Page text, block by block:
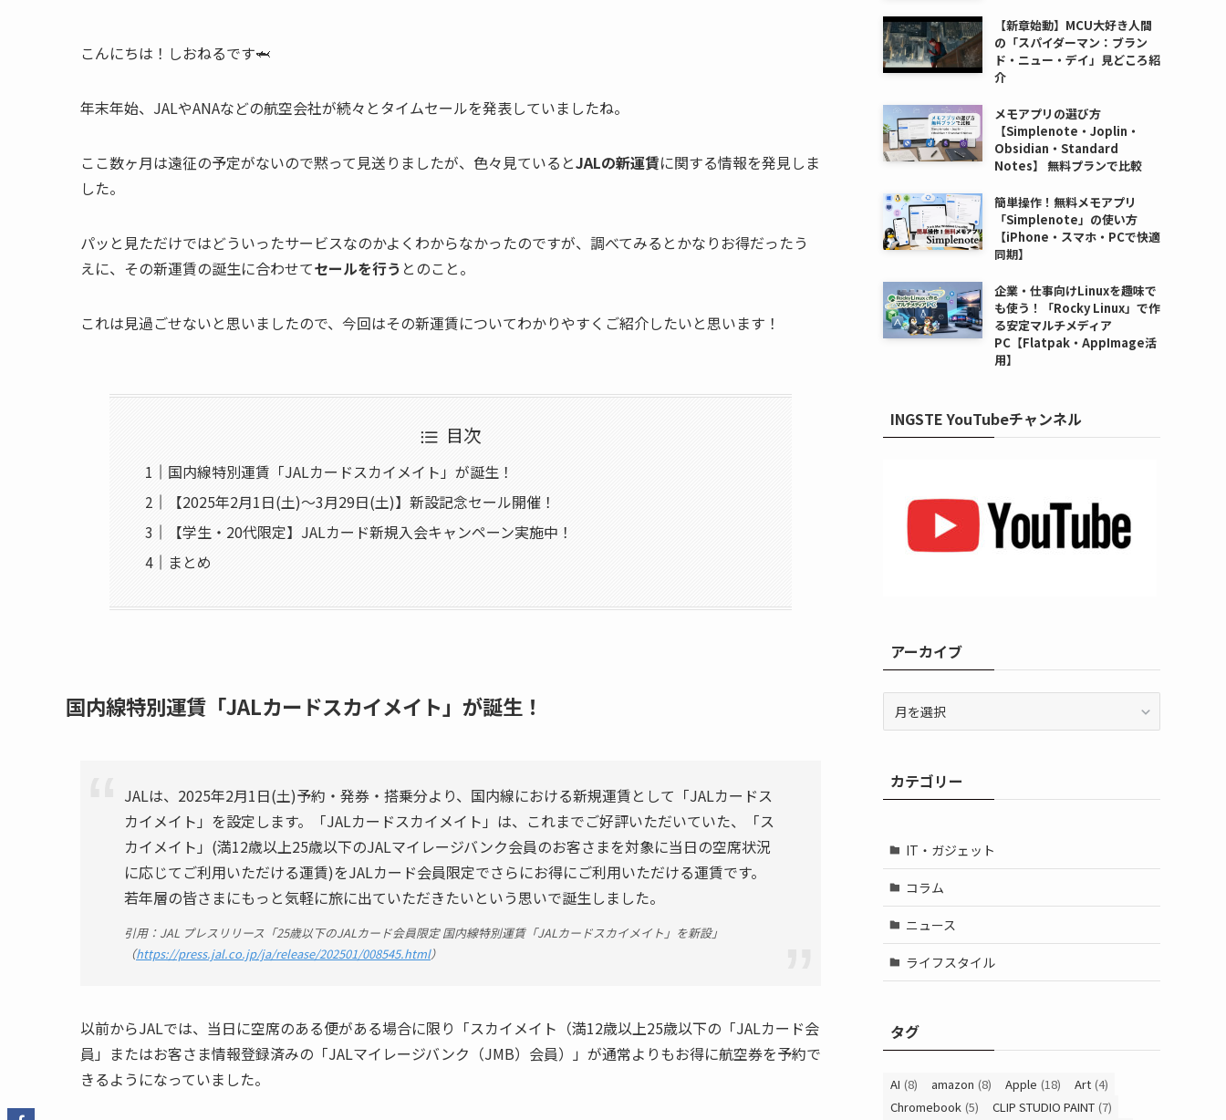
こんにちは！しおねるです🦈
年末年始、JALやANAなどの航空会社が続々とタイムセールを発表していましたね。
ここ数ヶ月は遠征の予定がないので黙って見送りましたが、色々見ているとJALの新運賃に関する情報を発見しま
した。
パッと見ただけではどういったサービスなのかよくわからなかったのですが、調べてみるとかなりお得だったう
えに、その新運賃の誕生に合わせてセールを行う とのこと。
これは見過ごせないと思いましたので、今回はその新運賃についてわかりやすくご紹介したいと思います！
目次
国内線特別運賃「JALカードスカイメイト」が誕生！
【2025年2月1日(土)〜3月29日(土)】新設記念セール開催！
【学生・20代限定】JALカード新規入会キャンペーン実施中！
まとめ
国内線特別運賃「JALカードスカイメイト」が誕生！
JALは、2025年2月1日(土)予約・発券・搭乗分より、国内線における新規運賃として「JALカードス
カイメイト」を設定します。「JALカードスカイメイト」は、これまでご好評いただいていた、「ス
カイメイト」(満12歳以上25歳以下のJALマイレージバンク会員のお客さまを対象に当日の空席状況
に応じてご利用いただける運賃)をJALカード会員限定でさらにお得にご利用いただける運賃です。
若年層の皆さまにもっと気軽に旅に出ていただきたいという思いで誕生しました。
引用：JAL プレスリリース「25歳以下のJALカード会員限定 国内線特別運賃「JALカードスカイメイト」を新設」
（https://press.jal.co.jp/ja/release/202501/008545.html）
以前からJALでは、当日に空席のある便がある場合に限り「スカイメイト（満12歳以上25歳以下の「JALカード会
員」またはお客さま情報登録済みの「JALマイレージバンク（JMB）会員）」が通常よりもお得に航空券を予約で
きるようになっていました。
【新章始動】MCU大好き人間
の「スパイダーマン：ブラン
ド・ニュー・デイ」見どころ紹
介
メモアプリの選び方
【Simplenote・Joplin・
Obsidian・Standard
Notes】 無料プランで比較
簡単操作！無料メモアプリ
「Simplenote」の使い方
【iPhone・スマホ・PCで快適
同期】
企業・仕事向けLinuxを趣味で
も使う！「Rocky Linux」で作
る安定マルチメディア
PC【Flatpak・AppImage活
用】
INGSTE YouTubeチャンネル
アーカイブ
ブカテゴリー
IT・ガジェット
コラム
ニュース
ライフスタイル
タグ
AI (8) amazon (8) Apple (18) Art (4)
Chromebook (5) CLIP STUDIO PAINT (7)